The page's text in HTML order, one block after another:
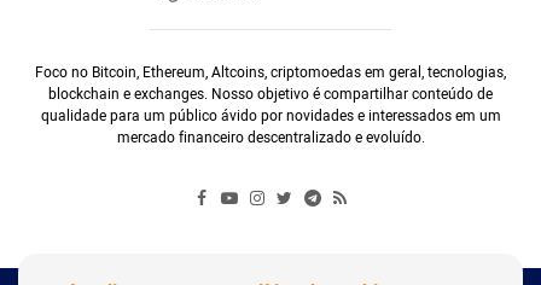
Foco no Bitcoin, Ethereum, Altcoins, criptomoedas em geral, tecnologias,
blockchain e exchanges. Nosso objetivo é compartilhar conteúdo de
qualidade para um público ávido por novidades e interessados em um
mercado financeiro descentralizado e evoluído.